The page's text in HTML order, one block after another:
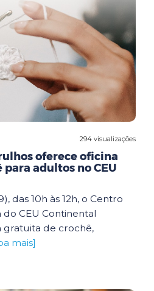
294 visualizações
oferece oficina
adultos no CEU
das 10h às 12h, o Centro
CEU Continental
de crochê,
mais]